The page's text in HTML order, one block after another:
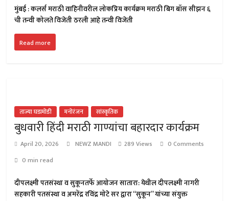
मुंबई : कलर्स मराठी वाहिनीवरील लोकप्रिय कार्यक्रम मराठी बिग बॉस सीझन ६
ची तन्वी कोलते विजेती ठरली आहे तन्वी विजेती
Read more
ताज्या घडामोडी मनोरंजन सांस्कृतिक
बुधवारी हिंदी मराठी गाण्यांचा बहारदार कार्यक्रम
April 20, 2026 NEWZ MANDI 289 Views
0 Comments
0 min read
दीपलक्ष्मी पतसंस्था व सुकूनतर्फे आयोजन सातारा: येथील दीपलक्ष्मी नागरी
सहकारी पतसंस्था व अमरेंद्र रविंद्र मोटे सर द्वारा “सुकून” यांच्या संयुक्त